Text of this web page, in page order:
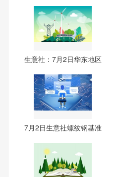
生意社：7月2日华东地区
7月2日生意社螺纹钢基准